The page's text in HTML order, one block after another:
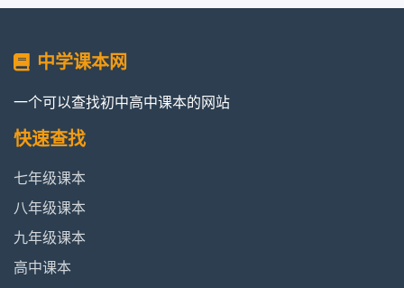
中学课本网
一个可以查找初中高中课本的网站
快速查找
七年级课本
八年级课本
九年级课本
高中课本